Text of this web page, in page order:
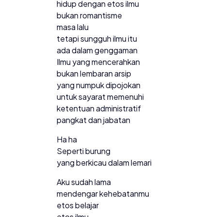
hidup dengan etos ilmu
bukan romantisme
masa lalu
tetapi sungguh ilmu itu
ada dalam genggaman
Ilmu yang mencerahkan
bukan lembaran arsip
yang numpuk dipojokan
untuk sayarat memenuhi
ketentuan administratif
pangkat dan jabatan
Ha ha
Seperti burung
yang berkicau dalam lemari
Aku sudah lama
mendengar kehebatanmu
etos belajar